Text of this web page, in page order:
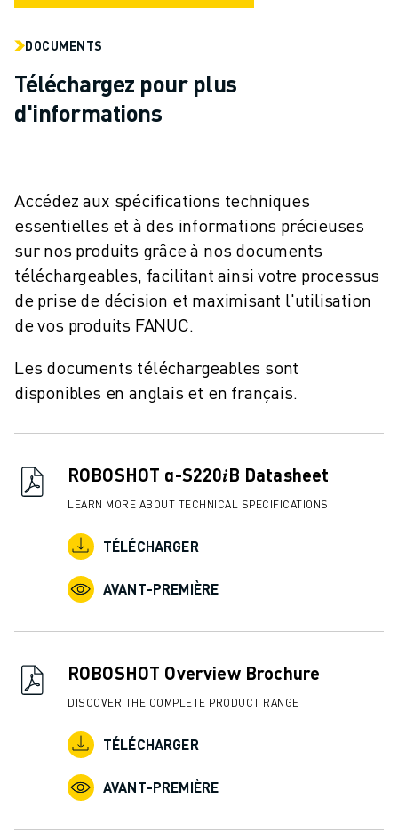
CONTACT
LOCALISATION DES SITES
IMPRESSION
DOCUMENTS
Téléchargez pour plus
d'informations
Accédez aux spécifications techniques
essentielles et à des informations précieuses
sur nos produits grâce à nos documents
téléchargeables, facilitant ainsi votre processus
de prise de décision et maximisant l'utilisation
de vos produits FANUC.
Les documents téléchargeables sont
disponibles en anglais et en français.
ROBOSHOT α-S220𝑖B Datasheet
LEARN MORE ABOUT TECHNICAL SPECIFICATIONS
TÉLÉCHARGER
AVANT-PREMIÈRE
ROBOSHOT Overview Brochure
DISCOVER THE COMPLETE PRODUCT RANGE
TÉLÉCHARGER
AVANT-PREMIÈRE